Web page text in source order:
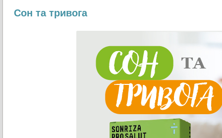
Сон та тривога